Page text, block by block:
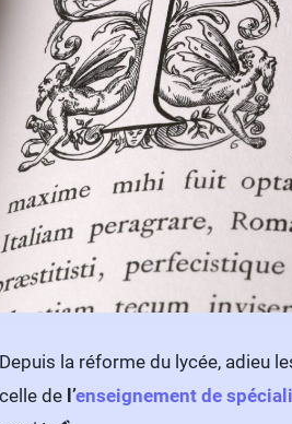
Depuis la réforme du lycée, adieu
celle de l’enseignement de